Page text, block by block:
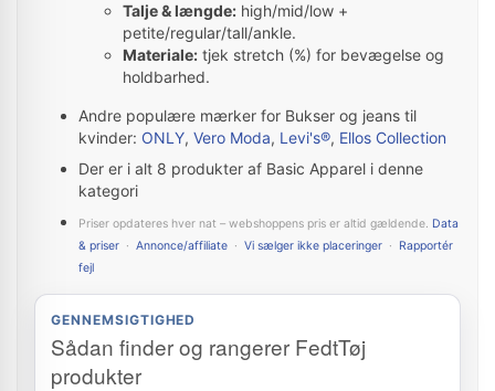
Talje & længde: high/mid/low +
petite/regular/tall/ankle.
Materiale: tjek stretch (%) for bevægelse og
holdbarhed.
Andre populære mærker for Bukser og jeans til
kvinder: ONLY, Vero Moda, Levi's®, Ellos Collection
Der er i alt 8 produkter af Basic Apparel i denne
kategori
Priser opdateres hver nat – webshoppens pris er altid gældende. Data
& priser · Annonce/affiliate · Vi sælger ikke placeringer · Rapportér
fejl
GENNEMSIGTIGHED
Sådan finder og rangerer FedtTøj
produkter